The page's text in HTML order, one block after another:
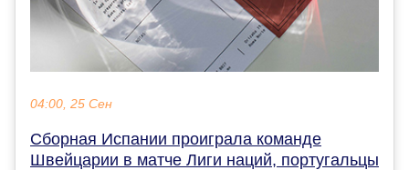
04:00, 25 Сен
Сборная Испании проиграла команде
Швейцарии в матче Лиги наций, португальцы